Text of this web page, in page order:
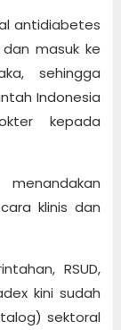
antidiabetes
masuk ke
sehingga
Indonesia
kepada
klinis dan
RSUD,
kini sudah
sektoral